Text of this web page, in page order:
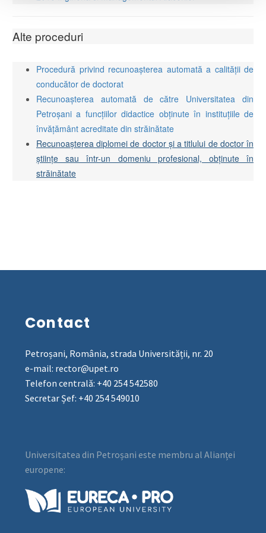
Alte proceduri
Procedură privind recunoașterea automată a calității de
conducător de doctorat
Recunoașterea automată de către Universitatea din
Petroșani a funcțiilor didactice obținute în instituțiile de
învățământ acreditate din străinătate
Recunoașterea diplomei de doctor și a titlului de doctor în
științe sau într-un domeniu profesional, obținute în
străinătate
Contact
Petroșani, România, strada Universității, nr. 20
e-mail: rector@upet.ro
Telefon centrală: +40 254 542580
Secretar Șef: +40 254 549010
Universitatea din Petroșani este membru al Alianței
europene: